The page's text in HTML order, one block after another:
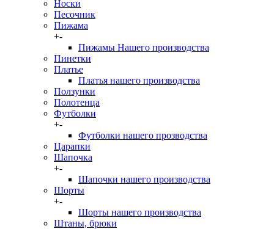
Носки
Песочник
Пижама
+-
Пижамы Нашего производства
Пинетки
Платье
Платья нашего производства
Ползунки
Полотенца
Футболки
+-
Футболки нашего прозводства
Царапки
Шапочка
+-
Шапочки нашего производства
Шорты
+-
Шорты нашего производства
Штаны, брюки